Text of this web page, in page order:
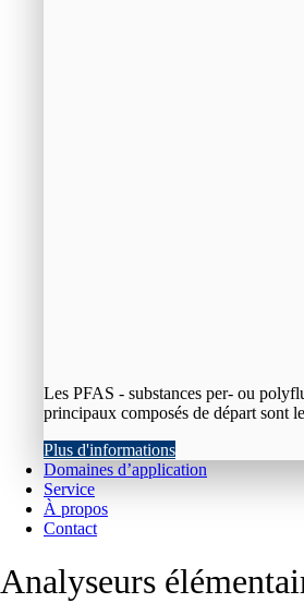
Les PFAS - substances per- ou
principaux composés de départ sont
Plus d'informations
Domaines d’application
Service
À propos
Contact
Analyseurs